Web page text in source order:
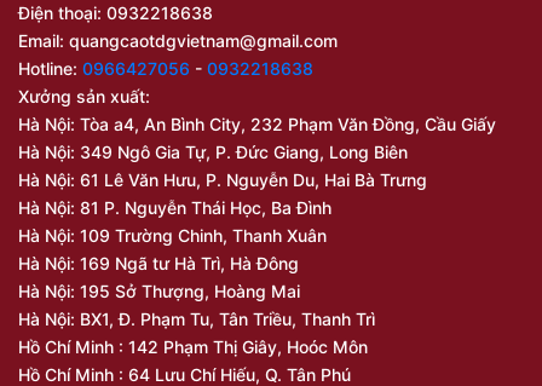
Điện thoại: 0932218638
Email: quangcaotdgvietnam@gmail.com
Hotline: 0966427056 - 0932218638
Xưởng sản xuất:
Hà Nội: Tòa a4, An Bình City, 232 Phạm Văn Đồng, Cầu Giấy
Hà Nội: 349 Ngô Gia Tự, P. Đức Giang, Long Biên
Hà Nội: 61 Lê Văn Hưu, P. Nguyễn Du, Hai Bà Trưng
Hà Nội: 81 P. Nguyễn Thái Học, Ba Đình
Hà Nội: 109 Trường Chinh, Thanh Xuân
Hà Nội: 169 Ngã tư Hà Trì, Hà Đông
Hà Nội: 195 Sở Thượng, Hoàng Mai
Hà Nội: BX1, Đ. Phạm Tu, Tân Triều, Thanh Trì
Hồ Chí Minh : 142 Phạm Thị Giây, Hoóc Môn
Hồ Chí Minh : 64 Lưu Chí Hiếu, Q. Tân Phú